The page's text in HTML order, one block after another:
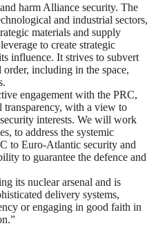
harm Alliance security. The
and industrial sectors,
materials and supply
to create strategic
influence. It strives to subvert
including in the space,
engagement with the PRC,
with a view to
interests. We will work
to address the systemic
to Euro-Atlantic security and
to guarantee the defence and
its nuclear arsenal and is
delivery systems,
or engaging in good faith in